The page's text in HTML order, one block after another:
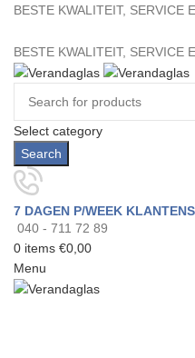
BESTE KWALITEIT,
BESTE KWALITEIT,
Select category
Search
7 DAGEN P/WEEK
040 - 711 72 89
0 items €0,00
Menu